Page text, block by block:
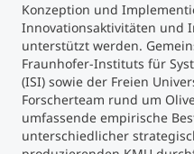
Konzeption und
Innovationsaktivitäten und
unterstützt werden.
Fraunhofer-Instituts für
(ISI) sowie der Freien
Forscherteam rund um
umfassende empirische
unterschiedlicher